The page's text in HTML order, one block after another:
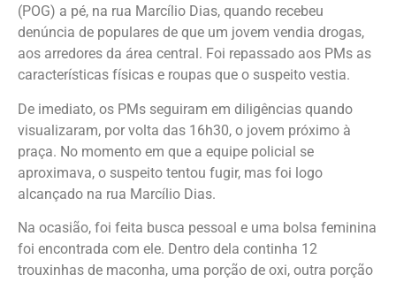
(POG) a pé, na rua Marcílio Dias, quando recebeu
denúncia de populares de que um jovem vendia drogas,
aos arredores da área central. Foi repassado aos PMs as
características físicas e roupas que o suspeito vestia.
De imediato, os PMs seguiram em diligências quando
visualizaram, por volta das 16h30, o jovem próximo à
praça. No momento em que a equipe policial se
aproximava, o suspeito tentou fugir, mas foi logo
alcançado na rua Marcílio Dias.
Na ocasião, foi feita busca pessoal e uma bolsa feminina
foi encontrada com ele. Dentro dela continha 12
trouxinhas de maconha, uma porção de oxi, outra porção